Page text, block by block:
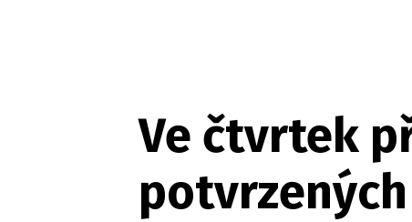
Ve čtvrtek